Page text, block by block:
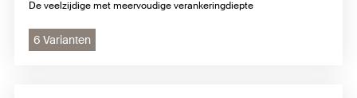
De veelzijdige met meervoudige verankeringdiepte
6 Varianten